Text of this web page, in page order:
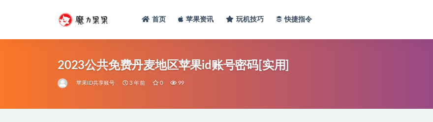
首页 苹果资讯 玩机技巧 快捷指令
2023公共免费丹麦地区苹果id账号密码[实用]
苹果ID共享账号 3 年前 0 99